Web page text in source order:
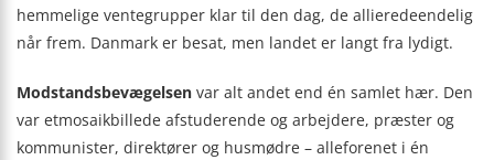
hemmelige ventegrupper klar til den dag, de allieredeendelig
når frem. Danmark er besat, men landet er langt fra lydigt.
Modstandsbevægelsen var alt andet end én samlet hær. Den
var etmosaikbillede afstuderende og arbejdere, præster og
kommunister, direktører og husmødre – alleforenet i én